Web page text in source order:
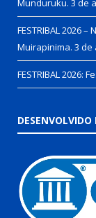
Munduruku. 3 de
FESTRIBAL 2026
Muirapinima. 3 de
FESTRIBAL 2026:
DESENVOLVIDO